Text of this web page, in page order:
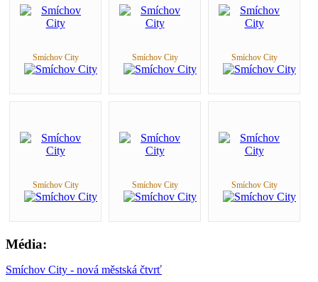
Smíchov City Smíchov City Smíchov City
Smíchov City Smíchov City Smíchov City
Média:
Smíchov City - nová městská čtvrť